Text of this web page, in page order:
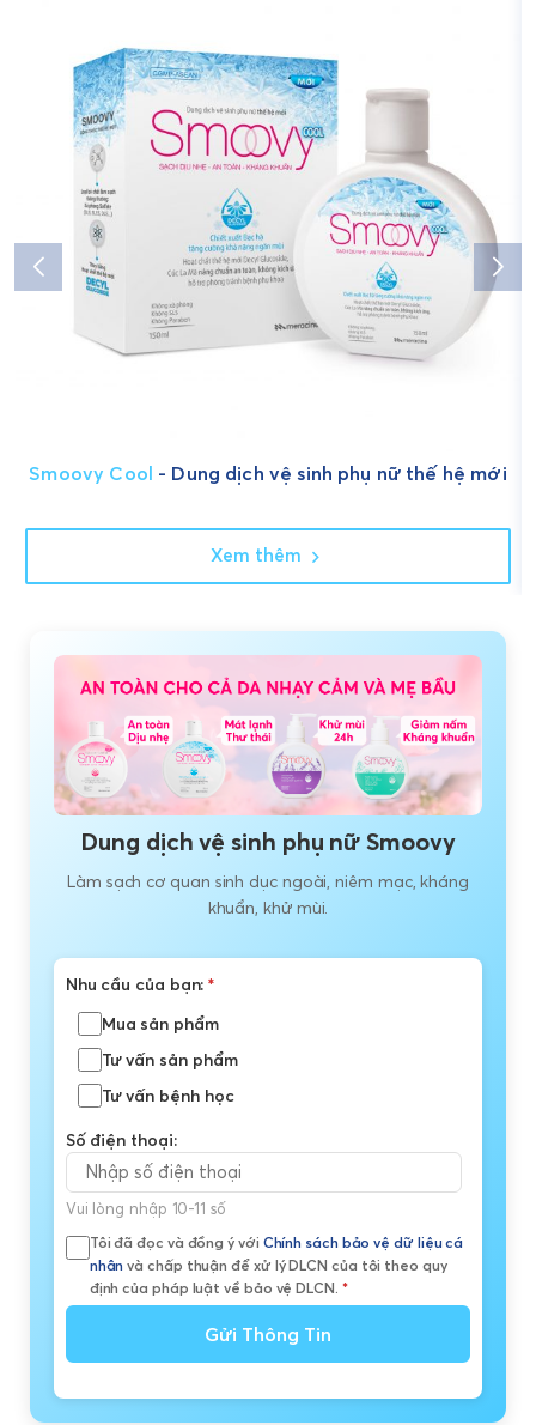
Smoovy Cool - Dung dịch vệ sinh phụ nữ thế hệ mới
Xem thêm
Dung dịch vệ sinh phụ nữ Smoovy
Làm sạch cơ quan sinh dục ngoài, niêm mạc, kháng
khuẩn, khử mùi.
Nhu cầu của bạn:*
Mua sản phẩm
Tư vấn sản phẩm
Tư vấn bệnh học
Số điện thoại:
Vui lòng nhập 10-11 số
Tôi đã đọc và đồng ý với Chính sách bảo vệ dữ liệu cá
nhân và chấp thuận để xử lý DLCN của tôi theo quy
định của pháp luật về bảo vệ DLCN. *
Gửi Thông Tin